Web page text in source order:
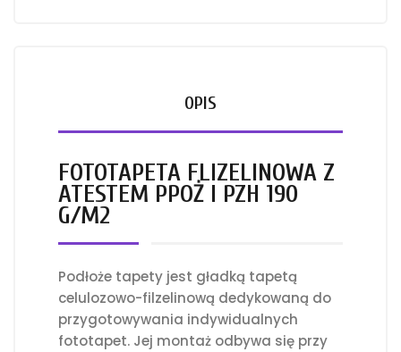
OPIS
FOTOTAPETA FLIZELINOWA Z
ATESTEM PPOŻ I PZH 190
G/M2
Podłoże tapety jest gładką tapetą
celulozowo-filzelinową dedykowaną do
przygotowywania indywidualnych
fototapet. Jej montaż odbywa się przy